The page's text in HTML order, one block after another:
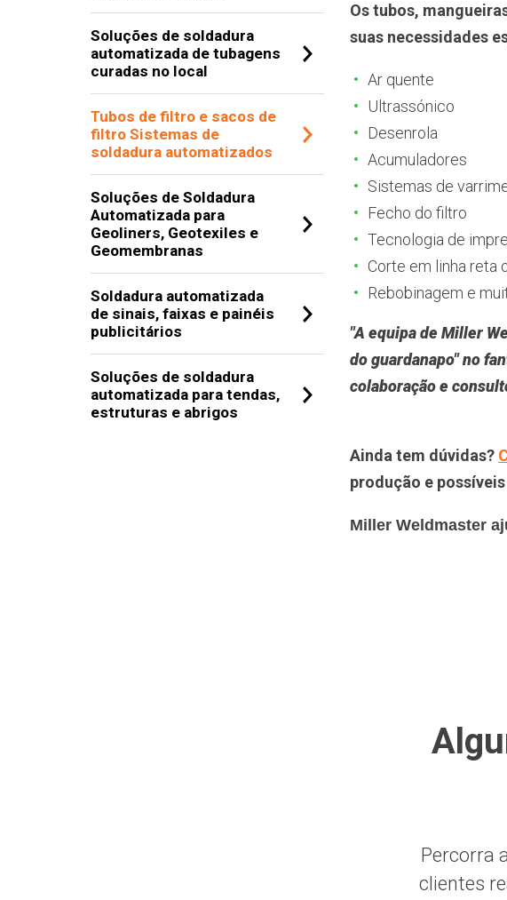
Soluções de soldadura
automatizada de tubagens
curadas no local
Tubos de filtro e sacos de
filtro Sistemas de
soldadura automatizados
Soluções de Soldadura
Automatizada para
Geoliners, Geotexiles e
Geomembranas
Soldadura automatizada
de sinais, faixas e painéis
publicitários
Soluções de soldadura
automatizada para tendas,
estruturas e abrigos
Os tubos,
suas necessidades
Ar quente
Ultrassónico
Desenrola
Acumuladores
Sistemas de
Fecho do filtro
Tecnologia de
Corte em linha reta
Rebobinagem e
"A equipa de Miller
do guardanapo" no
colaboração e
Ainda tem dúvidas?
produção e
Miller Weldmaster
Percorra
clientes